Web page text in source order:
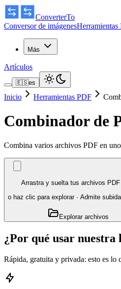
ConverterTo
Conversor de imágenesHerramientas
Más
Artículos
🇪🇸es
Inicio Herramientas PDF
Combinador de
Combina varios archivos PDF en
Arrastra y suelta tus archivos
o haz clic para explorar· Admite
Explorar archivos
¿Por qué usar
Rápida, gratuita y privada: esto es lo